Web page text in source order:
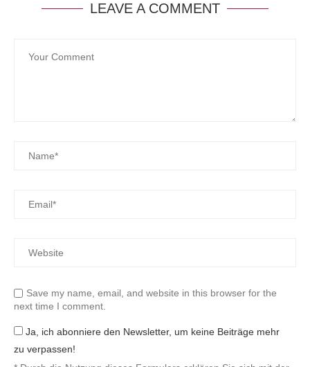
LEAVE A COMMENT
Save my name, email, and website in this browser for the
next time I comment.
Ja, ich abonniere den Newsletter, um keine Beiträge mehr
zu verpassen!